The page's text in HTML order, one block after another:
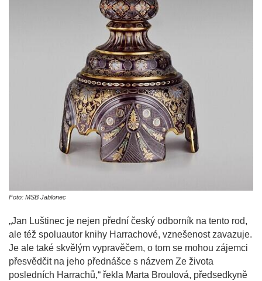
Foto: MSB Jablonec
„Jan Luštinec je nejen přední český odborník na tento rod,
ale též spoluautor knihy Harrachové, vznešenost zavazuje.
Je ale také skvělým vypravěčem, o tom se mohou zájemci
přesvědčit na jeho přednášce s názvem Ze života
posledních Harrachů,“ řekla Marta Broulová, předsedkyně